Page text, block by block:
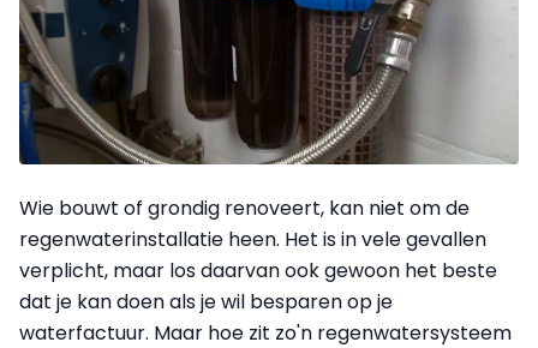
Wie bouwt of grondig renoveert, kan niet om de
regenwaterinstallatie heen. Het is in vele gevallen
verplicht, maar los daarvan ook gewoon het beste
dat je kan doen als je wil besparen op je
waterfactuur. Maar hoe zit zo'n regenwatersysteem